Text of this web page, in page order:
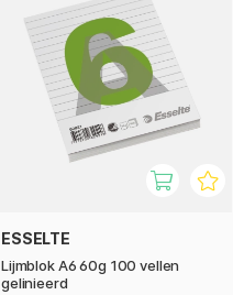
ESSELTE
Lijmblok A6 60g 100 vellen
gelinieerd